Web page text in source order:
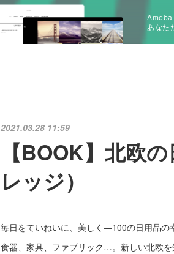
あなた
2021.03.28 11:59
【BOOK】北欧
レッジ）
毎日をていねいに、美しく―100の日用品の
食器、家具、ファブリック…。新しい北欧を